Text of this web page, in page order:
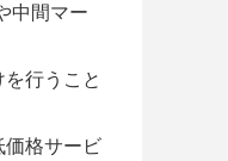
中間マー
行うこと
価格サービ